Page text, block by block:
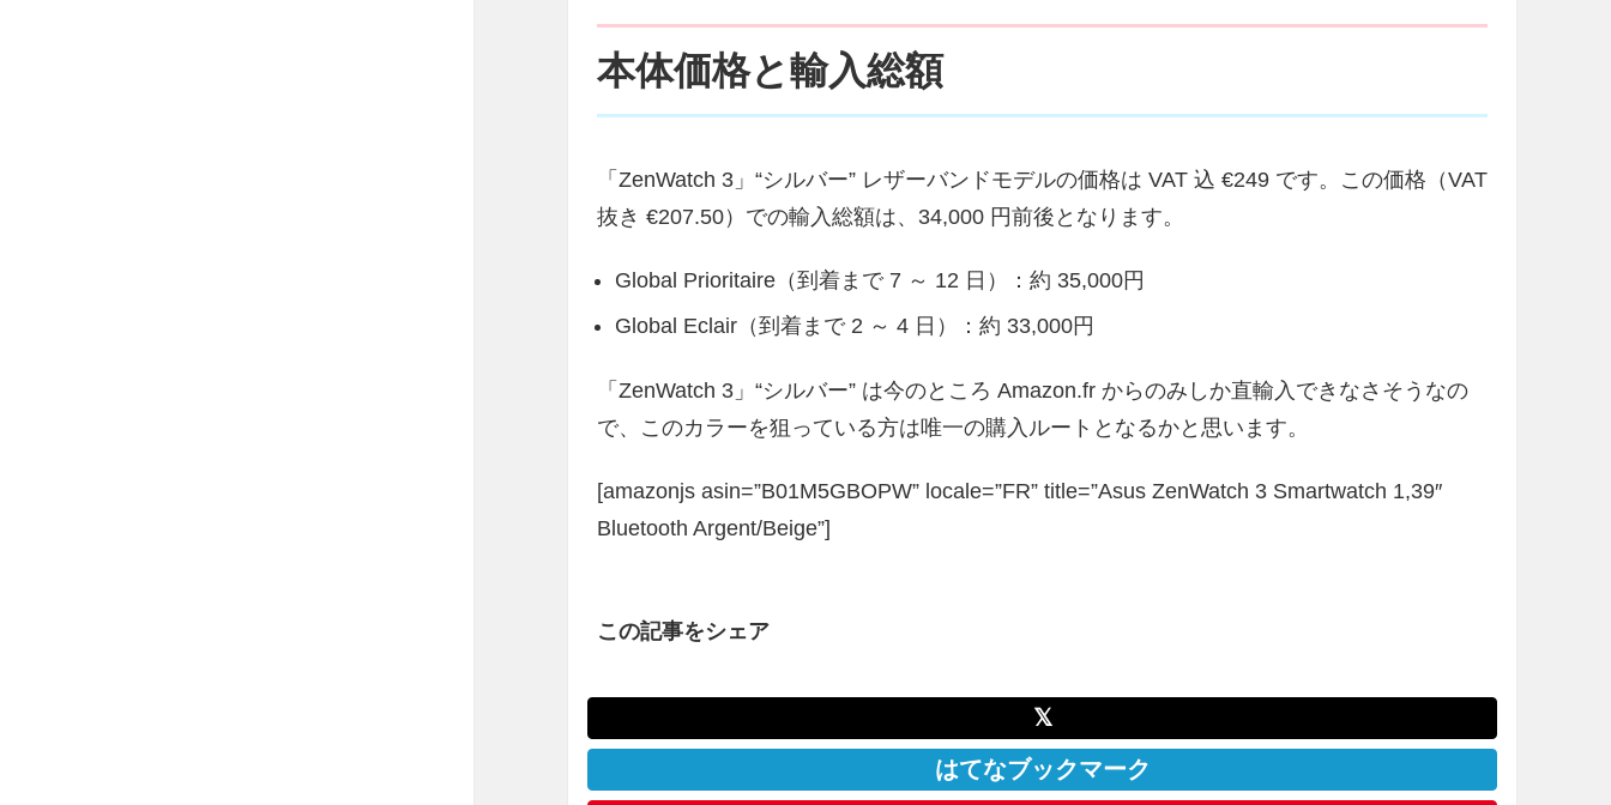
本体価格と輸入総額
「ZenWatch 3」“シルバー” レザーバンドモデルの価格は VAT 込 €249 です。この価格（VAT
抜き €207.50）での輸入総額は、34,000 円前後となります。
Global Prioritaire（到着まで 7 ～ 12 日）：約 35,000円
Global Eclair（到着まで 2 ～ 4 日）：約 33,000円
「ZenWatch 3」“シルバー” は今のところ Amazon.fr からのみしか直輸入できなさそうなの
で、このカラーを狙っている方は唯一の購入ルートとなるかと思います。
[amazonjs asin=”B01M5GBOPW” locale=”FR” title=”Asus ZenWatch 3 Smartwatch 1,39″
Bluetooth Argent/Beige”]
この記事をシェア
𝕏
はてなブックマーク